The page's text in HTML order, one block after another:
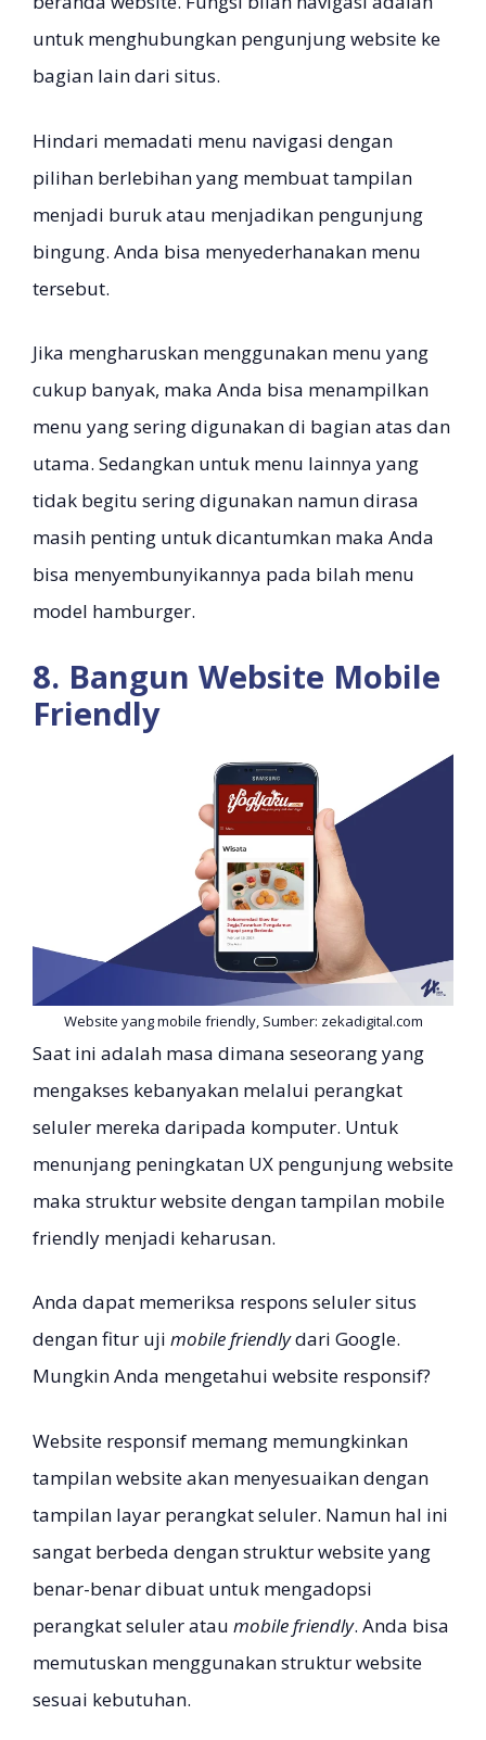
untuk menghubungkan pengunjung website ke
bagian lain dari situs.
Hindari memadati menu navigasi dengan
pilihan berlebihan yang membuat tampilan
menjadi buruk atau menjadikan pengunjung
bingung. Anda bisa menyederhanakan menu
tersebut.
Jika mengharuskan menggunakan menu yang
cukup banyak, maka Anda bisa menampilkan
menu yang sering digunakan di bagian atas dan
utama. Sedangkan untuk menu lainnya yang
tidak begitu sering digunakan namun dirasa
masih penting untuk dicantumkan maka Anda
bisa menyembunyikannya pada bilah menu
model hamburger.
8. Bangun Website Mobile
Friendly
Website yang mobile friendly, Sumber: zekadigital.com
Saat ini adalah masa dimana seseorang yang
mengakses kebanyakan melalui perangkat
seluler mereka daripada komputer. Untuk
menunjang peningkatan UX pengunjung website
maka struktur website dengan tampilan mobile
friendly menjadi keharusan.
Anda dapat memeriksa respons seluler situs
dengan fitur uji mobile friendlydari Google.
Mungkin Anda mengetahui website responsif?
Website responsif memang memungkinkan
tampilan website akan menyesuaikan dengan
tampilan layar perangkat seluler. Namun hal ini
sangat berbeda dengan struktur website yang
benar-benar dibuat untuk mengadopsi
perangkat seluler atau mobile friendly. Anda bisa
memutuskan menggunakan struktur website
sesuai kebutuhan.